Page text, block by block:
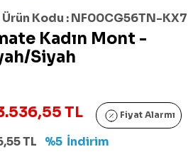
Ürün Kodu :NF00CG56TN-KX7
Kadın Mont -
Siyah
TL Fiyat Alarmı
TL %5 İndirim